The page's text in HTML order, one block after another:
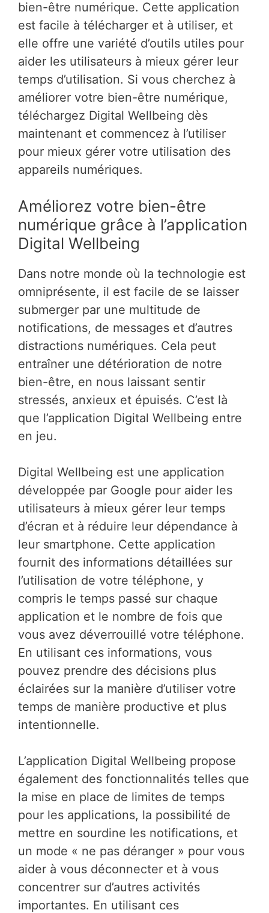
bien-être numérique. Cette application
est facile à télécharger et à utiliser, et
elle offre une variété d’outils utiles pour
aider les utilisateurs à mieux gérer leur
temps d’utilisation. Si vous cherchez à
améliorer votre bien-être numérique,
téléchargez Digital Wellbeing dès
maintenant et commencez à l’utiliser
pour mieux gérer votre utilisation des
appareils numériques.
Améliorez votre bien-être
numérique grâce à l’application
Digital Wellbeing
Dans notre monde où la technologie est
omniprésente, il est facile de se laisser
submerger par une multitude de
notifications, de messages et d’autres
distractions numériques. Cela peut
entraîner une détérioration de notre
bien-être, en nous laissant sentir
stressés, anxieux et épuisés. C’est là
que l’application Digital Wellbeing entre
en jeu.
Digital Wellbeing est une application
développée par Google pour aider les
utilisateurs à mieux gérer leur temps
d’écran et à réduire leur dépendance à
leur smartphone. Cette application
fournit des informations détaillées sur
l’utilisation de votre téléphone, y
compris le temps passé sur chaque
application et le nombre de fois que
vous avez déverrouillé votre téléphone.
En utilisant ces informations, vous
pouvez prendre des décisions plus
éclairées sur la manière d’utiliser votre
temps de manière productive et plus
intentionnelle.
L’application Digital Wellbeing propose
également des fonctionnalités telles que
la mise en place de limites de temps
pour les applications, la possibilité de
mettre en sourdine les notifications, et
un mode « ne pas déranger » pour vous
aider à vous déconnecter et à vous
concentrer sur d’autres activités
importantes. En utilisant ces